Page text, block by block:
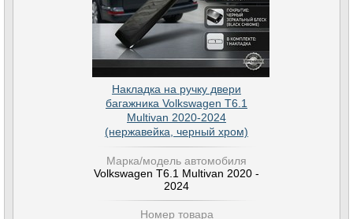
Накладка на ручку двери
багажника Volkswagen T6.1
Multivan 2020-2024
(нержавейка, черный хром)
Марка/модель автомобиля
Volkswagen T6.1 Multivan 2020 -
2024
Номер товара